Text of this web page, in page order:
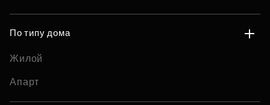
По типу дома
Жилой
Апарт